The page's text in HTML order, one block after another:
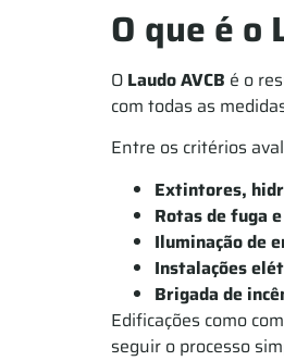
O que é o
O Laudo AVCB é o
com todas as
Entre os critérios
Extintores,
Rotas de fuga
Iluminação de
Instalações
Brigada de
Edificações como
seguir o processo